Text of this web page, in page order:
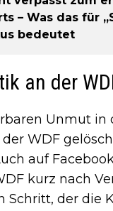
– Was das für
bedeutet
an der
Unmut
WDF
auf
kurz nach
Schritt, der die